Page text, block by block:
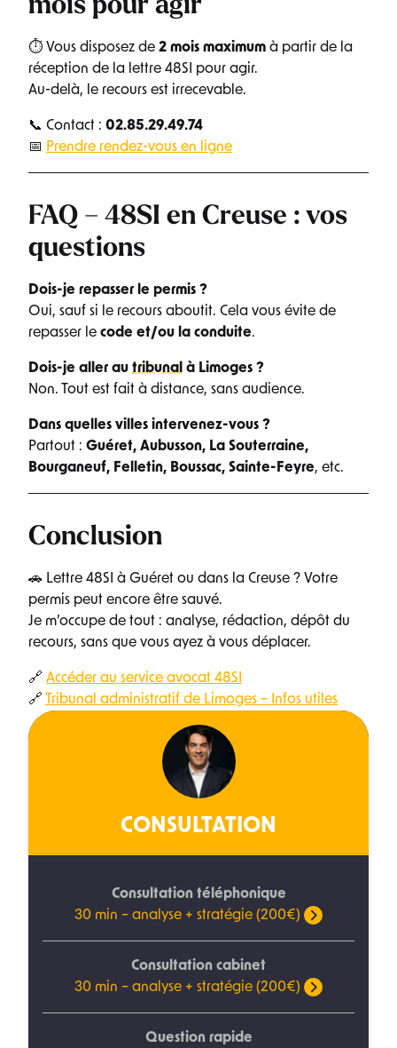
mois pour agir
⏱ Vous disposez de 2 mois maximum à partir de la
réception de la lettre 48SI pour agir.
Au-delà, le recours est irrecevable.
📞 Contact : 02.85.29.49.74
📅
Prendre rendez-vous en ligne
FAQ – 48SI en Creuse : vos
questions
Dois-je repasser le permis ?
Oui, sauf si le recours aboutit. Cela vous évite de
repasser le code et/ou la conduite.
Dois-je aller au tribunal à Limoges ?
Non. Tout est fait à distance, sans audience.
Dans quelles villes intervenez-vous ?
Partout : Guéret, Aubusson, La Souterraine,
Bourganeuf, Felletin, Boussac, Sainte-Feyre, etc.
Conclusion
🚗 Lettre 48SI à Guéret ou dans la Creuse ? Votre
permis peut encore être sauvé.
Je m’occupe de tout : analyse, rédaction, dépôt du
recours, sans que vous ayez à vous déplacer.
🔗 Accéder au service avocat 48SI
🔗
Tribunal administratif de Limoges – Infos utiles
CONSULTATION
Consultation téléphonique
30 min – analyse + stratégie (200€)
Consultation cabinet
30 min – analyse + stratégie (200€)
Question rapide